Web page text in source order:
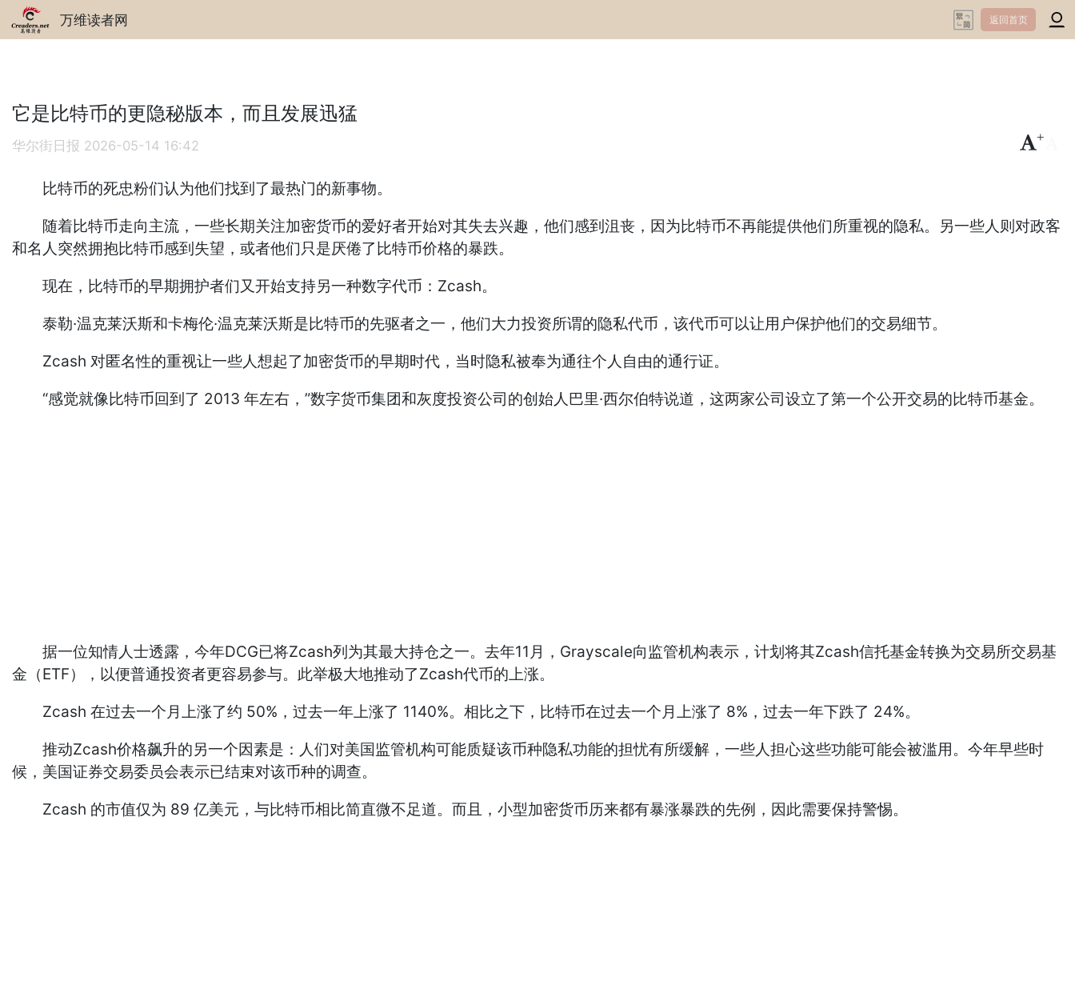
万维读者网 返回首页
它是比特币的更隐秘版本，而且发展迅猛
华尔街日报 2026-05-14 16:42
+
比特币的死忠粉们认为他们找到了最热门的新事物。
随着比特币走向主流，一些长期关注加密货币的爱好者开始对其失去兴趣，他们感到沮丧，因为比特币不再能提供他们所重视的隐私。另一些人则对政客
和名人突然拥抱比特币感到失望，或者他们只是厌倦了比特币价格的暴跌。
现在，比特币的早期拥护者们又开始支持另一种数字代币：Zcash。
泰勒·温克莱沃斯和卡梅伦·温克莱沃斯是比特币的先驱者之一，他们大力投资所谓的隐私代币，该代币可以让用户保护他们的交易细节。
Zcash 对匿名性的重视让一些人想起了加密货币的早期时代，当时隐私被奉为通往个人自由的通行证。
“感觉就像比特币回到了 2013 年左右，”数字货币集团和灰度投资公司的创始人巴里·西尔伯特说道，这两家公司设立了第一个公开交易的比特币基金。
据一位知情人士透露，今年DCG已将Zcash列为其最大持仓之一。去年11月，Grayscale向监管机构表示，计划将其Zcash信托基金转换为交易所交易基
金（ETF），以便普通投资者更容易参与。此举极大地推动了Zcash代币的上涨。
Zcash 在过去一个月上涨了约 50%，过去一年上涨了 1140%。相比之下，比特币在过去一个月上涨了 8%，过去一年下跌了 24%。
推动Zcash价格飙升的另一个因素是：人们对美国监管机构可能质疑该币种隐私功能的担忧有所缓解，一些人担心这些功能可能会被滥用。今年早些时
候，美国证券交易委员会表示已结束对该币种的调查。
Zcash 的市值仅为 89 亿美元，与比特币相比简直微不足道。而且，小型加密货币历来都有暴涨暴跌的先例，因此需要保持警惕。